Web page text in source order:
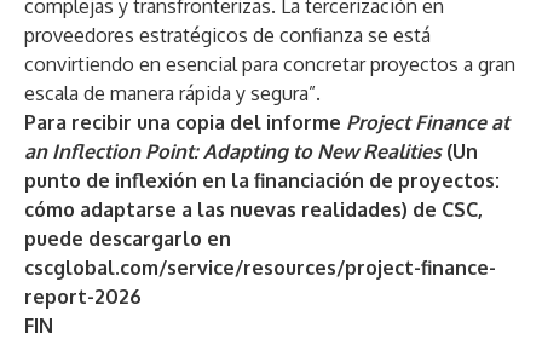
complejas y transfronterizas. La tercerización en
proveedores estratégicos de confianza se está
convirtiendo en esencial para concretar proyectos a gran
escala de manera rápida y segura”.
Para recibir una copia del informe Project Finance at
an Inflection Point: Adapting to New Realities(Un
punto de inflexión en la financiación de proyectos:
cómo adaptarse a las nuevas realidades) de CSC,
puede descargarlo en
cscglobal.com/service/resources/project-finance-
report-2026
FIN